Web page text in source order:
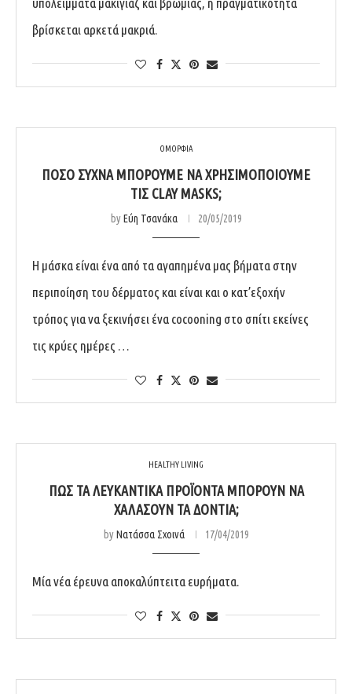
βρίσκεται αρκετά μακριά.
ΟΜΟΡΦΙΑ
ΠΌΣΟ ΣΥΧΝΆ ΜΠΟΡΟΎΜΕ ΝΑ ΧΡΗΣΙΜΟΠΟΙΟΎΜΕ
ΤΙΣ CLAY MASKS;
byΕύη Τσανάκα 20/05/2019
Η μάσκα είναι ένα από τα αγαπημένα μας βήματα στην
περιποίηση του δέρματος και είναι και ο κατ’εξοχήν
τρόπος για να ξεκινήσει ένα cocooning στο σπίτι εκείνες
τις κρύες ημέρες …
HEALTHY LIVING
ΠΏΣ ΤΑ ΛΕΥΚΑΝΤΙΚΆ ΠΡΟΪΌΝΤΑ ΜΠΟΡΟΎΝ ΝΑ
ΧΑΛΆΣΟΥΝ ΤΑ ΔΌΝΤΙΑ;
byΝατάσσα Σχοινά 17/04/2019
Μία νέα έρευνα αποκαλύπτειτα ευρήματα.